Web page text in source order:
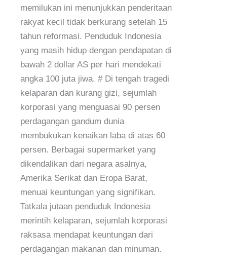
memilukan ini menunjukkan penderitaan
rakyat kecil tidak berkurang setelah 15
tahun reformasi. Penduduk Indonesia
yang masih hidup dengan pendapatan di
bawah 2 dollar AS per hari mendekati
angka 100 juta jiwa. # Di tengah tragedi
kelaparan dan kurang gizi, sejumlah
korporasi yang menguasai 90 persen
perdagangan gandum dunia
membukukan kenaikan laba di atas 60
persen. Berbagai supermarket yang
dikendalikan dari negara asalnya,
Amerika Serikat dan Eropa Barat,
menuai keuntungan yang signifikan.
Tatkala jutaan penduduk Indonesia
merintih kelaparan, sejumlah korporasi
raksasa mendapat keuntungan dari
perdagangan makanan dan minuman.